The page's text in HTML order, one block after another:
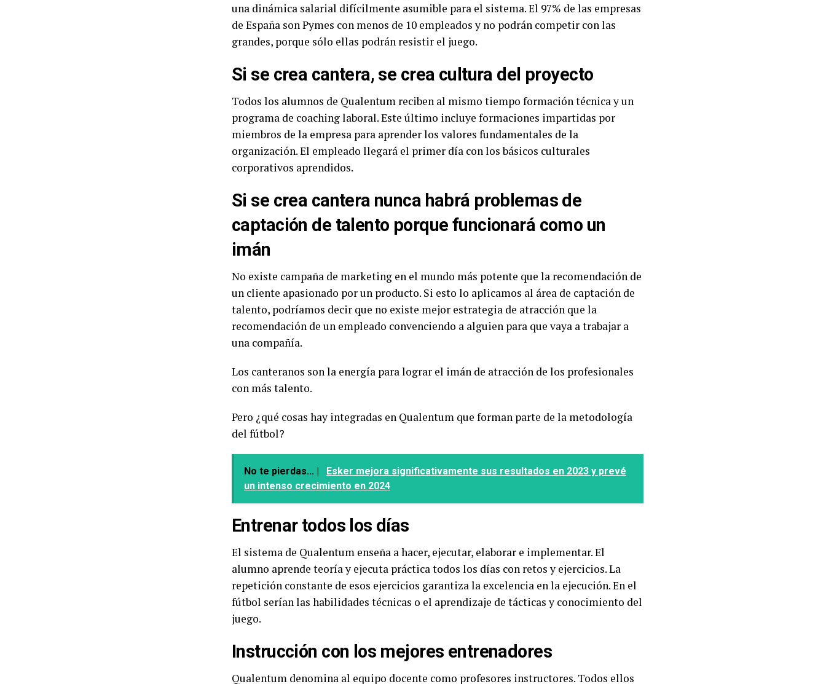
una dinámica salarial difícilmente asumible para el sistema. El 97% de las empresas
de España son Pymes con menos de 10 empleados y no podrán competir con las
grandes, porque sólo ellas podrán resistir el juego.
Si se crea cantera, se crea cultura del proyecto
Todos los alumnos de Qualentum reciben al mismo tiempo formación técnica y un
programa de coaching laboral. Este último incluye formaciones impartidas por
miembros de la empresa para aprender los valores fundamentales de la
organización. El empleado llegará el primer día con los básicos culturales
corporativos aprendidos.
Si se crea cantera nunca habrá problemas de
captación de talento porque funcionará como un
imán
No existe campaña de marketing en el mundo más potente que la recomendación de
un cliente apasionado por un producto. Si esto lo aplicamos al área de captación de
talento, podríamos decir que no existe mejor estrategia de atracción que la
recomendación de un empleado convenciendo a alguien para que vaya a trabajar a
una compañía.
Los canteranos son la energía para lograr el imán de atracción de los profesionales
con más talento.
Pero ¿qué cosas hay integradas en Qualentum que forman parte de la metodología
del fútbol?
No te pierdas... |
Esker mejora significativamente sus resultados en 2023 y prevé
un intenso crecimiento en 2024
Entrenar todos los días
El sistema de Qualentum enseña a hacer, ejecutar, elaborar e implementar. El
alumno aprende teoría y ejecuta práctica todos los días con retos y ejercicios. La
repetición constante de esos ejercicios garantiza la excelencia en la ejecución. En el
fútbol serían las habilidades técnicas o el aprendizaje de tácticas y conocimiento del
juego.
Instrucción con los mejores entrenadores
Qualentum denomina al equipo docente como profesores instructores. Todos ellos